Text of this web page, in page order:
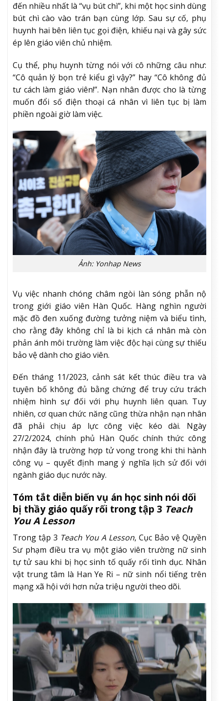
đến nhiều nhất là “vụ bút chì”, khi một học sinh dùng
bút chì cào vào trán bạn cùng lớp. Sau sự cố, phụ
huynh hai bên liên tục gọi điện, khiếu nại và gây sức
ép lên giáo viên chủ nhiệm.
Cụ thể, phụ huynh từng nói với cô những câu như:
“Cô quản lý bọn trẻ kiểu gì vậy?” hay “Cô không đủ
tư cách làm giáo viên!”. Nạn nhân được cho là từng
muốn đổi số điện thoại cá nhân vì liên tục bị làm
phiền ngoài giờ làm việc.
Ảnh: Yonhap News
Vụ việc nhanh chóng châm ngòi làn sóng phẫn nộ
trong giới giáo viên Hàn Quốc. Hàng nghìn người
mặc đồ đen xuống đường tưởng niệm và biểu tình,
cho rằng đây không chỉ là bi kịch cá nhân mà còn
phản ánh môi trường làm việc độc hại cùng sự thiếu
bảo vệ dành cho giáo viên.
Đến tháng 11/2023, cảnh sát kết thúc điều tra và
tuyên bố không đủ bằng chứng để truy cứu trách
nhiệm hình sự đối với phụ huynh liên quan. Tuy
nhiên, cơ quan chức năng cũng thừa nhận nạn nhân
đã phải chịu áp lực công việc kéo dài. Ngày
27/2/2024, chính phủ Hàn Quốc chính thức công
nhận đây là trường hợp tử vong trong khi thi hành
công vụ – quyết định mang ý nghĩa lịch sử đối với
ngành giáo dục nước này.
Tóm tắt diễn biến vụ án học sinh nói dối
bị thầy giáo quấy rối trong tập 3 Teach
You A Lesson
Trong tập 3 Teach You A Lesson, Cục Bảo vệ Quyền
Sư phạm điều tra vụ một giáo viên trường nữ sinh
tự tử sau khi bị học sinh tố quấy rối tình dục. Nhân
vật trung tâm là Han Ye Ri – nữ sinh nổi tiếng trên
mạng xã hội với hơn nửa triệu người theo dõi.